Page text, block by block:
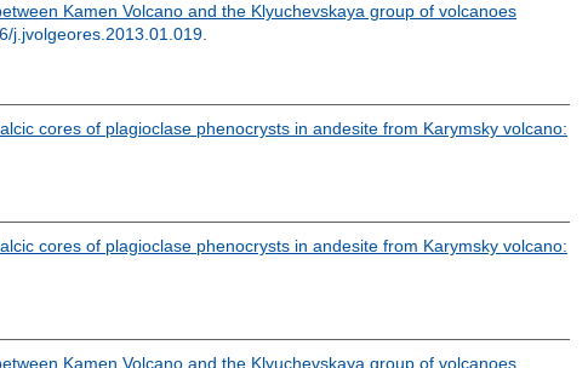
Kamen Volcano and the Klyuchevskaya group of volcanoes
j.jvolgeores.2013.01.019
cores of plagioclase phenocrysts in andesite from Karymsky volcano:
cores of plagioclase phenocrysts in andesite from Karymsky volcano:
Kamen Volcano and the Klyuchevskaya group of volcanoes